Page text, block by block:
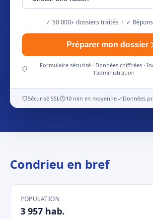
✓ 50 000+ dossiers traités · ✓
Préparer mon dossier
Formulaire sécurisé · Données chiffrées ·
l'administration
Sécurisé SSL 10 min en moyenne Données
Condrieu en bref
POPULATION
3 957 hab.